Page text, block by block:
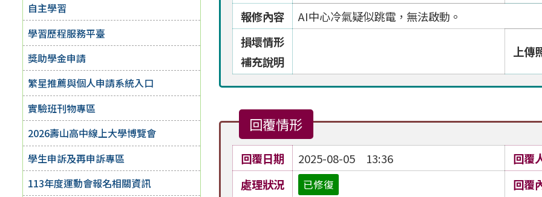
自主學習
學習歷程服務平臺
獎助學金申請
繁星推薦與個人申請系統入口
實驗班刊物專區
2026壽山高中線上大學博覽會
學生申訴及再申訴專區
113年度運動會報名相關資訊
報修內容
AI中心冷氣疑似跳電，無法啟動。
損壞情形
補充說明
上傳
回覆情形
回覆日期 2025-08-05 13:36
回覆
處理狀況
已修復
回覆